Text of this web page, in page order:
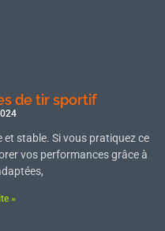
de tir sportif
stable. Si vous pratiquez ce
vos performances grâce à
»